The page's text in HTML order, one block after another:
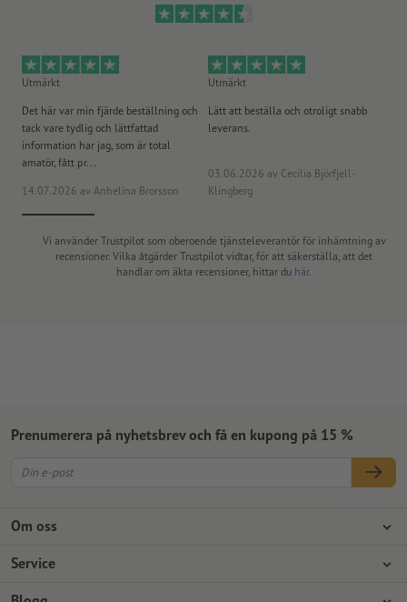
Utmärkt
Det här var min fjärde beställning och
tack vare tydlig och lättfattad
information har jag, som är total
amatör, fått pr...
14.07.2026 av Anhelina Brorsson
Utmärkt
Lätt att beställa och otroligt snabb
leverans.
03.06.2026 av Cecilia Björfjell-
Klingberg
Vi använder Trustpilot som oberoende tjänsteleverantör för inhämtning av
recensioner. Vilka åtgärder Trustpilot vidtar, för att säkerställa, att det
handlar om äkta recensioner, hittar du här.
Om oss
Företag
Service
Betalningsalternativ
Prenumerera på nyhetsbrev och få en kupong på 15 %